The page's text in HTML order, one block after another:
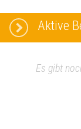
Aktive
Es gibt